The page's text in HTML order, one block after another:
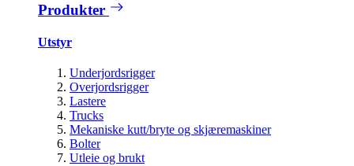
Produkter
Utstyr
Underjordsrigger
Overjordsrigger
Lastere
Trucks
Mekaniske kutt/bryte og skjæremaskiner
Bolter
Utleie og brukt